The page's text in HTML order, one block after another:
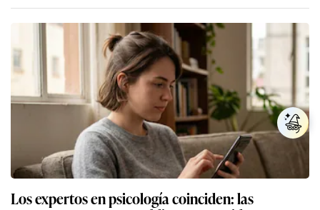
Los expertos en psicología coinciden: las